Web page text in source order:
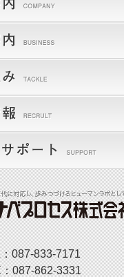
087-833-7171
087-862-3331